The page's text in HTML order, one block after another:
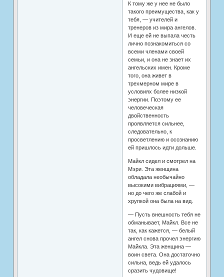
К тому же у нее не было
такого преимущества, как у
тебя, — учителей и
тренеров из мира ангелов.
И еще ей не выпала честь
лично познакомиться со
всеми членами своей
семьи, и она не знает их
ангельских имен. Кроме
того, она живет в
трехмерном мире в
условиях более низкой
энергии. Поэтому ее
человеческая
двойственность
проявляется сильнее,
следовательно, к
просветлению и осознанию
ей пришлось идти дольше.
Майкл сидел и смотрел на
Мэри. Эта женщина
обладала необычайно
высокими вибрациями, —
но до чего же слабой и
хрупкой она была на вид.
— Пусть внешность тебя не
обманывает, Майкл. Все не
так, как кажется, — белый
ангел снова прочел энергию
Майкла. Эта женщина —
воин света. Она достаточно
сильна, ведь ей удалось
сразить чудовище!